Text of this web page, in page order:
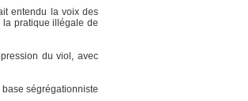
entendu la voix des
la pratique illégale de
du viol, avec
base ségrégationniste